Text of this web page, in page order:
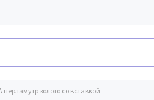
золото со вставкой